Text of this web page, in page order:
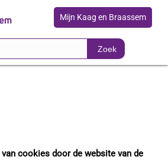
Mijn Kaag en Braassem
Zoek
cookies door de website van de